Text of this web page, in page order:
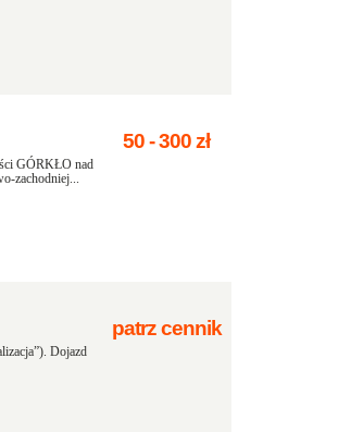
GÓRKŁO nad
zachodniej...
50-300zł
Dojazd
patrz cennik